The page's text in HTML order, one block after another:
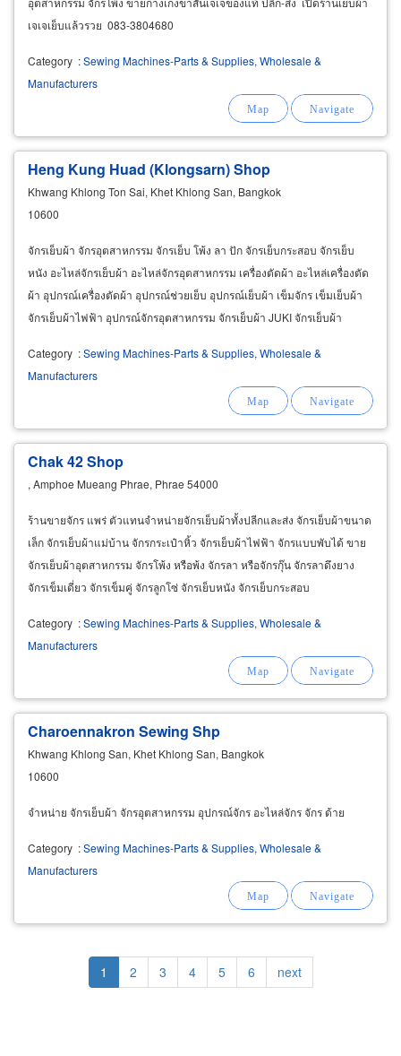
เจเจเย็บแล้วรวย 083-3804680
Category :Sewing Machines-Parts & Supplies, Wholesale &
Manufacturers
Heng Kung Huad (Klongsarn) Shop
Khwang Khlong Ton Sai, Khet Khlong San, Bangkok
10600
จักรเย็บผ้า จักรอุตสาหกรรม จักรเย็บ โพ้ง ลา ปัก จักรเย็บกระสอบ จักรเย็บ
หนัง อะไหล่จักรเย็บผ้า อะไหล่จักรอุตสาหกรรม เครื่องตัดผ้า อะไหล่เครื่องตัด
ผ้า อุปกรณ์เครื่องตัดผ้า อุปกรณ์ช่วยเย็บ อุปกรณ์เย็บผ้า เข็มจักร เข็มเย็บผ้า
จักรเย็บผ้าไฟฟ้า อุปกรณ์จักรอุตสาหกรรม จักรเย็บผ้า JUKI จักรเย็บผ้า
Category :Sewing Machines-Parts & Supplies, Wholesale &
Manufacturers
Chak 42 Shop
, Amphoe Mueang Phrae, Phrae 54000
ร้านขายจักร แพร่ ตัวแทนจำหน่ายจักรเย็บผ้าทั้งปลีกและส่ง จักรเย็บผ้าขนาด
เล็ก จักรเย็บผ้าแม่บ้าน จักรกระเป๋าหิ้ว จักรเย็บผ้าไฟฟ้า จักรแบบพับได้ ขาย
จักรเย็บผ้าอุตสาหกรรม จักรโพ้ง หรือพ้ง จักรลา หรือจักรกุ๊น จักรลาดึงยาง
จักรเข็มเดี่ยว จักรเข็มคู่ จักรลูกโซ่ จักรเย็บหนัง จักรเย็บกระสอบ
Category :Sewing Machines-Parts & Supplies, Wholesale &
Manufacturers
Charoennakron Sewing Shp
Khwang Khlong San, Khet Khlong San, Bangkok
10600
จำหน่าย จักรเย็บผ้า จักรอุตสาหกรรม อุปกรณ์จักร อะไหล่จักร จักร ด้าย
Category :Sewing Machines-Parts & Supplies, Wholesale &
Manufacturers
PaginationCurrent
page
1 Page
2 Page
3 Page
4 Page
5 Page
6
Next
page
next